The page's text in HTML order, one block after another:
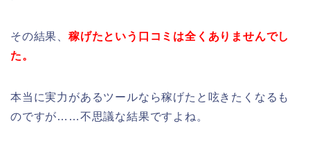
その結果、 稼げたという口コミは全くありませんでし
た。
本当に実力があるツールなら稼げたと呟きたくなるも
のですが……不思議な結果ですよね。